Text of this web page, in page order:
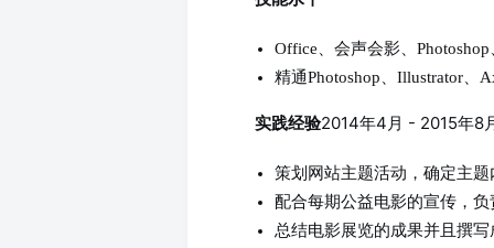
Office、会声会影、Photoshop
精通Photoshop、Illustrator、
实践经验2014年4月 - 2015年8
策划网站主题活动，确定主
配合每期公益电影的宣传，
总结电影展览的成果并且撰